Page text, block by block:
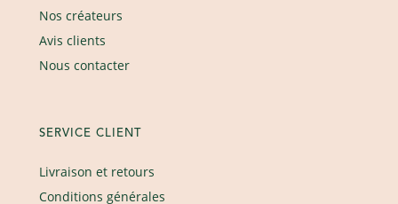
Nos créateurs
Avis clients
Nous contacter
SERVICE CLIENT
Livraison et retours
Conditions générales